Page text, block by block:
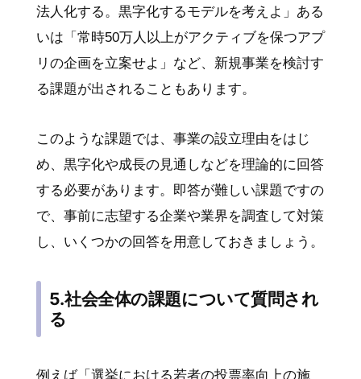
法人化する。黒字化するモデルを考えよ」ある
いは「常時50万人以上がアクティブを保つアプ
リの企画を立案せよ」など、新規事業を検討す
る課題が出されることもあります。
このような課題では、事業の設立理由をはじ
め、黒字化や成長の見通しなどを理論的に回答
する必要があります。即答が難しい課題ですの
で、事前に志望する企業や業界を調査して対策
し、いくつかの回答を用意しておきましょう。
5.社会全体の課題について質問され
る
例えば「選挙における若者の投票率向上の施